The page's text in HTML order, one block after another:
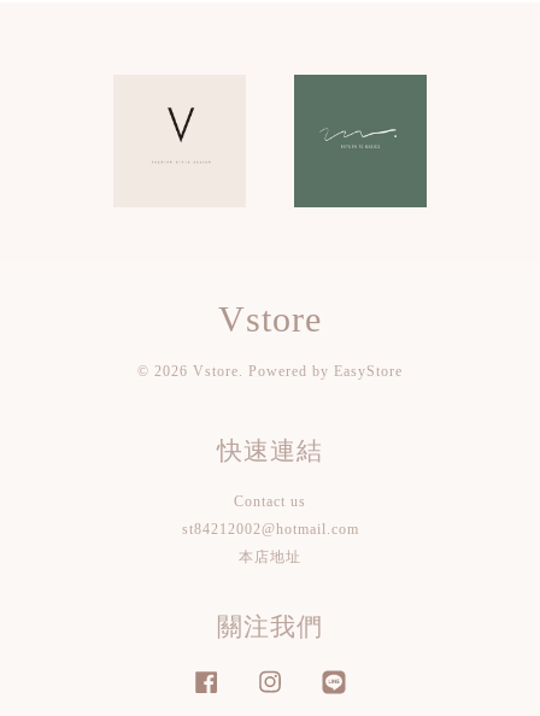
Vstore
© 2026 Vstore. Powered by EasyStore
快速連結
Contact us
st84212002@hotmail.com
本店地址
關注我們
Facebook Instagram